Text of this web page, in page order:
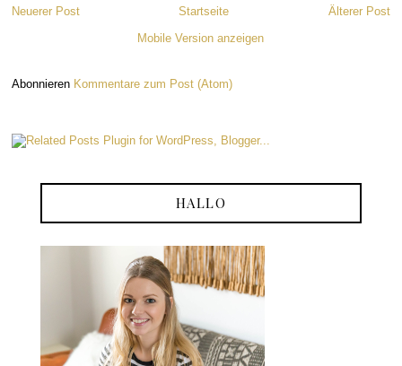
Neuerer Post Älterer Post
Startseite
Mobile Version anzeigen
Abonnieren Kommentare zum Post (Atom)
HALLO